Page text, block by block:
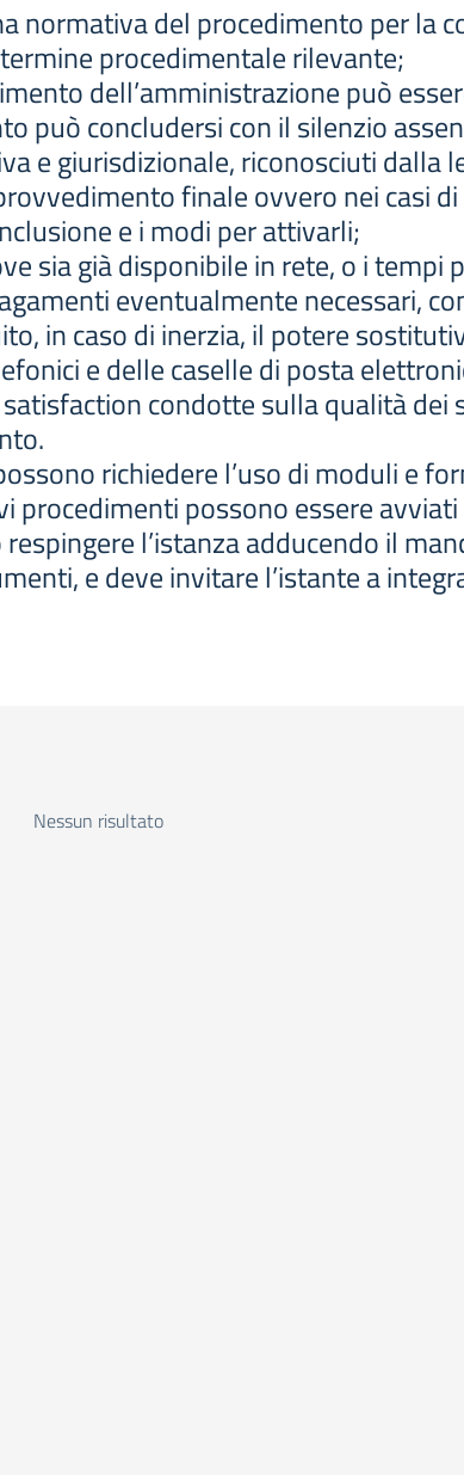
normativa del procedimento per la
procedimentale rilevante;
dell’amministrazione può
può concludersi con il silenzio
e giurisdizionale, riconosciuti dalla
finale ovvero nei casi
e i modi per attivarli;
sia già disponibile in rete, o i
eventualmente necessari,
in caso di inerzia, il potere
e delle caselle di posta
condotte sulla qualità dei
richiedere l’uso di moduli e
procedimenti possono essere
l’istanza adducendo il
e deve invitare l’istante a
Nessun risultato